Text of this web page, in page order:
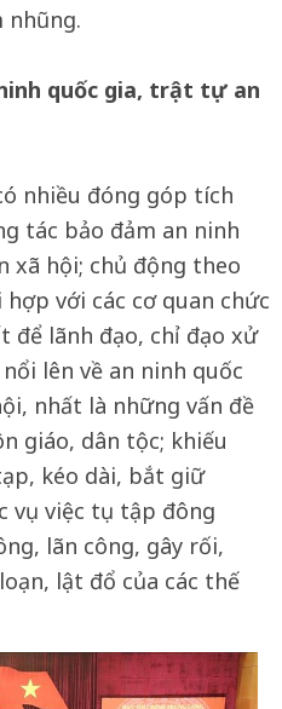
nhũng.
quốc gia, trật tự an
nhiều đóng góp tích
tác bảo đảm an ninh
xã hội; chủ động theo
với các cơ quan chức
để lãnh đạo, chỉ đạo xử
lên về an ninh quốc
nhất là những vấn đề
giáo, dân tộc; khiếu
kéo dài, bắt giữ
vụ việc tụ tập đông
lãn công, gây rối,
lật đổ của các thế